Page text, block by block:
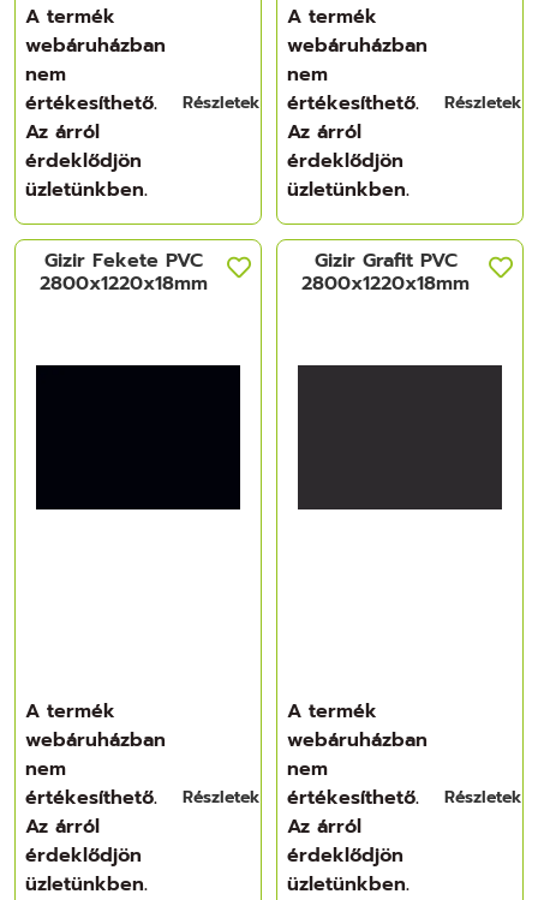
A termék
webáruházban
nem
értékesíthető.
Az árról
érdeklődjön
üzletünkben.
Részletek
A termék
webáruházban
nem
értékesíthető.
Az árról
érdeklődjön
üzletünkben.
Részletek
Gizir Fekete PVC
2800x1220x18mm
A termék
webáruházban
nem
értékesíthető.
Az árról
érdeklődjön
üzletünkben.
Részletek
Gizir Grafit PVC
2800x1220x18mm
A termék
webáruházban
nem
értékesíthető.
Az árról
érdeklődjön
üzletünkben.
Részletek